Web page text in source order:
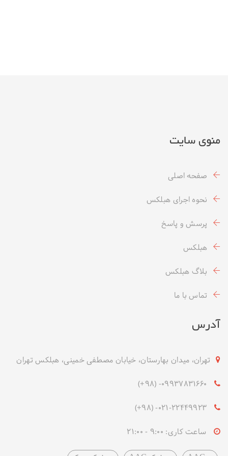
منوی سایت
صفحه اصلی
نحوه اجرای هبلکس
پرسش و پاسخ
هبلکس
بلاگ هبلکس
تماس با ما
آدرس
تهران، میدان بهارستان، خیابان مصطفی خمینی، هبلکس تهران
ساعت کاری: 9:00 - 21:00